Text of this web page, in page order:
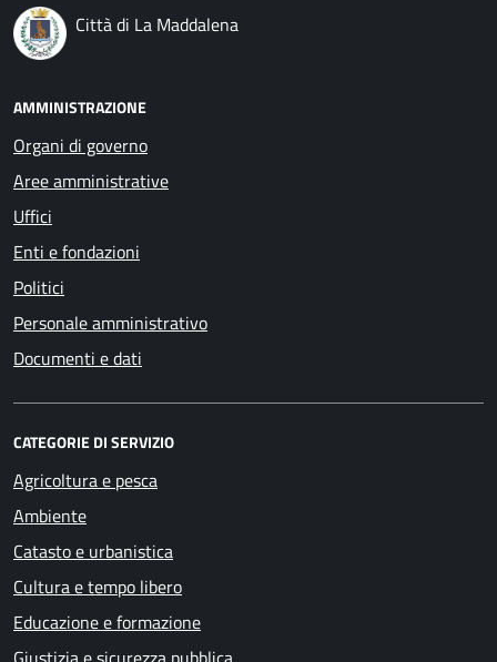
Città di La Maddalena
AMMINISTRAZIONE
Organi di governo
Aree amministrative
Uffici
Enti e fondazioni
Politici
Personale amministrativo
Documenti e dati
CATEGORIE DI SERVIZIO
Agricoltura e pesca
Ambiente
Catasto e urbanistica
Cultura e tempo libero
Educazione e formazione